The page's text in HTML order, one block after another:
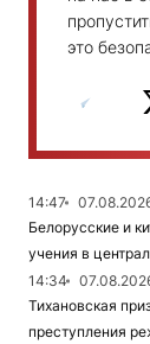
это
14:47
Белорусские и
учения в
14:34
Тихановская
преступления